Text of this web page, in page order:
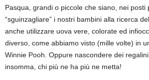
Pasqua, grandi o piccole che siano, nei posti
“sguinzagliare” i nostri bambini alla ricerca
anche utilizzare uova vere, colorate ed
diverso, come abbiamo visto (mille volte) in
Winnie Pooh. Oppure nascondere dei
insomma, chi più ne ha più ne metta!